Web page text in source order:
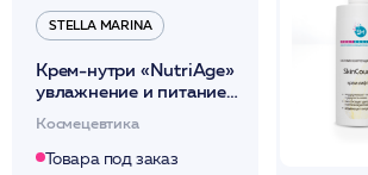
STELLA MARINA
Крем-нутри «NutriAge»
увлажнение и питание
Космецевтика
Товара под заказ